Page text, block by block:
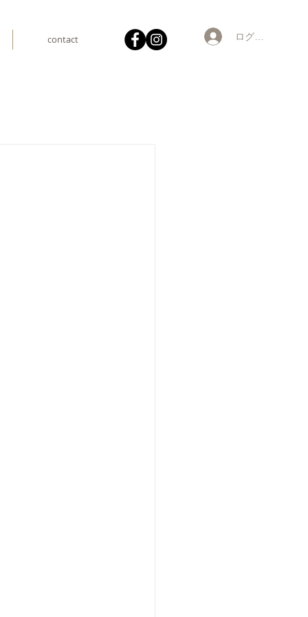
contact ログイン